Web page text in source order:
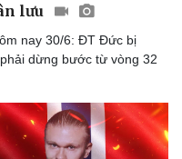
lưu
nay 30/6: ĐT Đức bị
dừng bước từ vòng 32